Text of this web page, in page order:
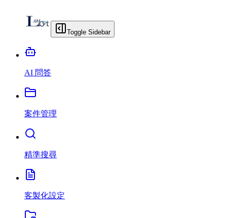
Toggle Sidebar
AI 問答
案件管理
精準搜尋
客製化設定